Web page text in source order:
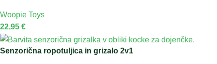
Woopie Toys
22,95 €
Senzorična ropotuljica in grizalo 2v1